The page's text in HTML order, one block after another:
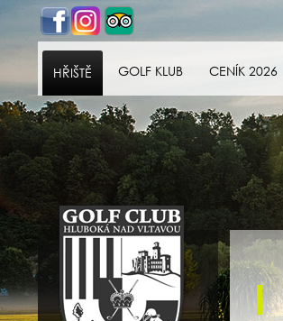
HŘIŠTĚ GOLF KLUB CENÍK 2026
Golf klub Hluboká
nad Vltavou